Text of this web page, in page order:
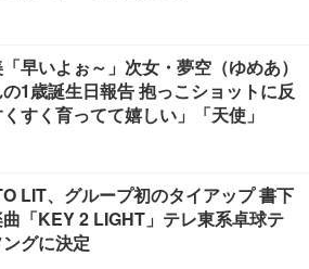
早いよぉ～」次女・夢空（ゆめあ）
1歳誕生日報告 抱っこショットに反
すく育ってて嬉しい」「天使」
LIT、グループ初のタイアップ 書下
「KEY 2 LIGHT」テレ東系卓球テ
グに決定